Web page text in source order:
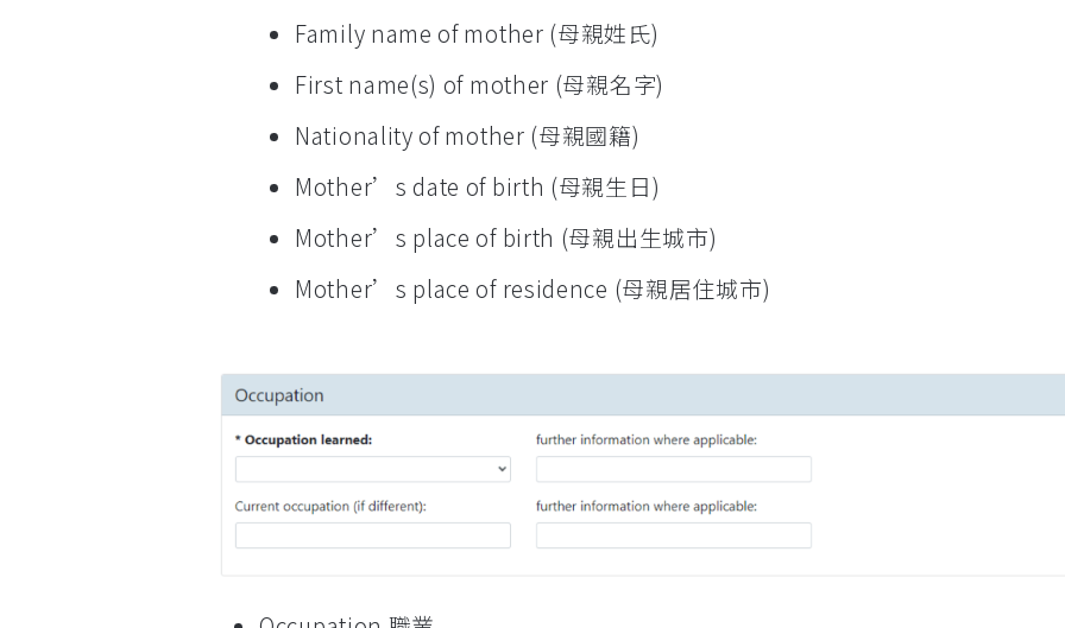
Family name of mother (母親姓氏)
First name(s) of mother (母親名字)
Nationality of mother (母親國籍)
Mother’s date of birth (母親生日)
Mother’s place of birth (母親出生城市)
Mother’s place of residence (母親居住城市)